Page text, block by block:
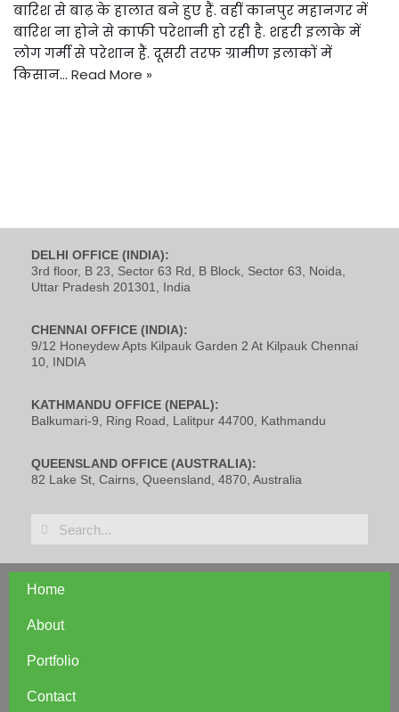
बारिश से बाढ़ के हालात बने हुए हैं. वहीं कानपुर महानगर में
बारिश ना होने से काफी परेशानी हो रही है. शहरी इलाके में
लोग गर्मी से परेशान हैं. दूसरी तरफ ग्रामीण इलाकों में
किसान… Read More »
DELHI OFFICE (INDIA):
3rd floor, B 23, Sector 63 Rd, B Block, Sector 63, Noida,
Uttar Pradesh 201301, India
CHENNAI OFFICE (INDIA):
9/12 Honeydew Apts Kilpauk Garden 2 At Kilpauk Chennai
10, INDIA
KATHMANDU OFFICE (NEPAL):
Balkumari-9, Ring Road, Lalitpur 44700, Kathmandu
QUEENSLAND OFFICE (AUSTRALIA):
82 Lake St, Cairns, Queensland, 4870, Australia
Home
About
Portfolio
Contact